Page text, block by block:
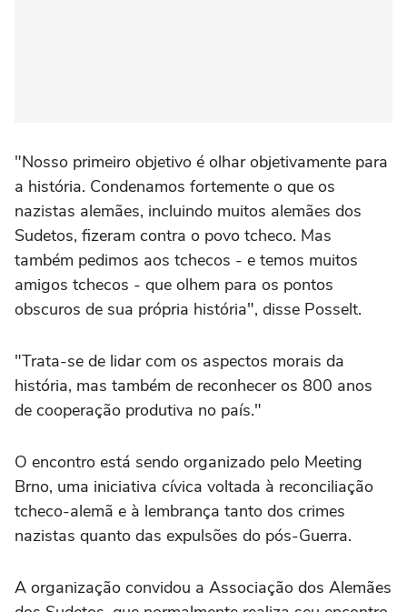
"Nosso primeiro objetivo é olhar objetivamente para
a história. Condenamos fortemente o que os
nazistas alemães, incluindo muitos alemães dos
Sudetos, fizeram contra o povo tcheco. Mas
também pedimos aos tchecos - e temos muitos
amigos tchecos - que olhem para os pontos
obscuros de sua própria história", disse Posselt.
"Trata-se de lidar com os aspectos morais da
história, mas também de reconhecer os 800 anos
de cooperação produtiva no país."
O encontro está sendo organizado pelo Meeting
Brno, uma iniciativa cívica voltada à reconciliação
tcheco-alemã e à lembrança tanto dos crimes
nazistas quanto das expulsões do pós-Guerra.
A organização convidou a Associação dos Alemães